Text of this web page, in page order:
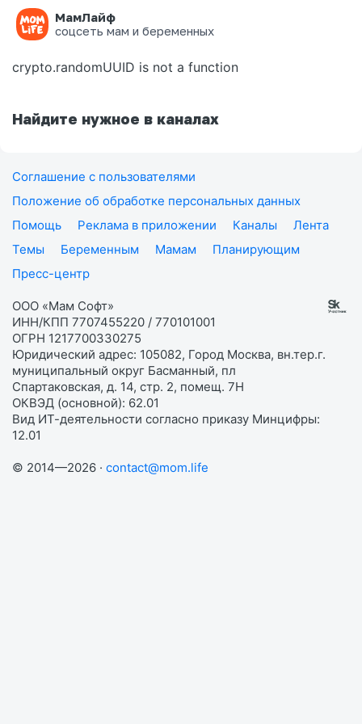
МамЛайф
соцсеть мам и беременных
Ошибка на странице
crypto.randomUUID is not a function
Найдите нужное в каналах
Соглашение с пользователями
Положение об обработке персональных данных
Помощь
Реклама в приложении Каналы
Лента
Темы
Беременным Мамам
Планирующим
Пресс-центр
ООО «Мам Софт»
ИНН/КПП 7707455220 / 770101001
ОГРН 1217700330275
Юридический адрес: 105082, Город Москва, вн.тер.г.
муниципальный округ Басманный, пл
Спартаковская, д. 14, стр. 2, помещ. 7Н
ОКВЭД (основной): 62.01
Вид ИТ-деятельности согласно приказу Минцифры:
12.01
© 2014—2026 · contact@mom.life